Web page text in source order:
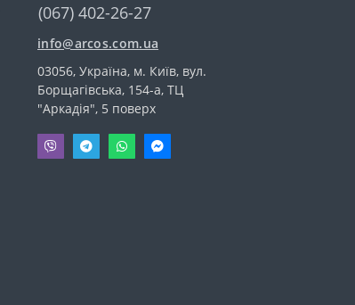
(067) 402-26-27
info@arcos.com.ua
03056, Україна, м. Київ, вул.
Борщагівська, 154-а, ТЦ
"Аркадія", 5 поверх